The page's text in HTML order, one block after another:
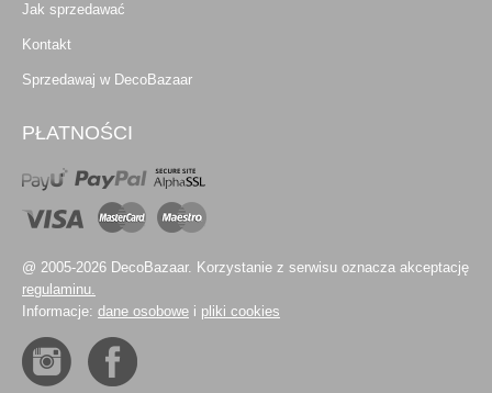
Jak sprzedawać
Kontakt
Sprzedawaj w DecoBazaar
PŁATNOŚCI
@ 2005-2026 DecoBazaar. Korzystanie z serwisu oznacza akceptację
regulaminu.
Informacje: dane osobowe i pliki cookies